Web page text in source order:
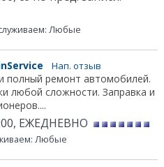
Любые
Нап. отзыв
полный ремонт автомобилей.
любой сложности. Заправка и
ЕЖЕДНЕВНО
Любые